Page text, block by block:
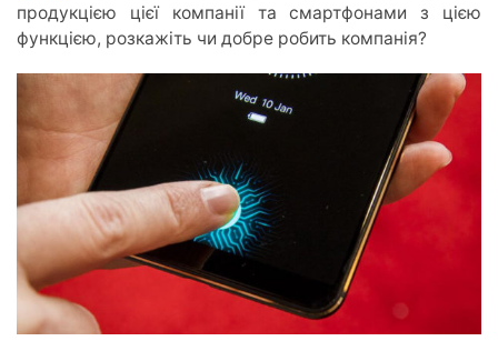
продукцією цієї компанії та смартфонами з цією
функцією, розкажіть чи добре робить компанія?